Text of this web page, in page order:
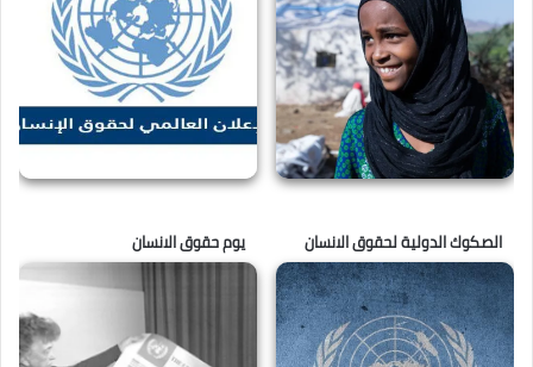
الصكوك الدولية لحقوق الانسان يوم حقوق الانسان